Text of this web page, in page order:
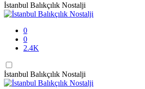
İstanbul Balıkçılık Nostalji
0
0
2.4K
İstanbul Balıkçılık Nostalji